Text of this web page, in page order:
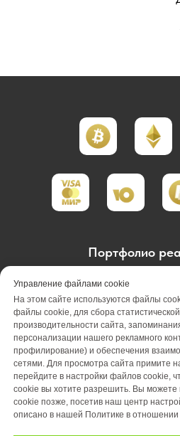
Портфолио
Портфолио
Портфолио
Вакансии
О
Блог
Оплата
Управление файлами cookie
На этом сайте используются файлы
файлы cookie, для сбора
производительности сайта,
персонализации нашего рекламного
профилирование) и обеспечения
сетями. Для просмотра сайта примите
перейдите в настройки файлов cookie,
cookie вы хотите разрешить. Вы можете
cookie позже, посетив наш центр
описано в нашей Политике в отношении